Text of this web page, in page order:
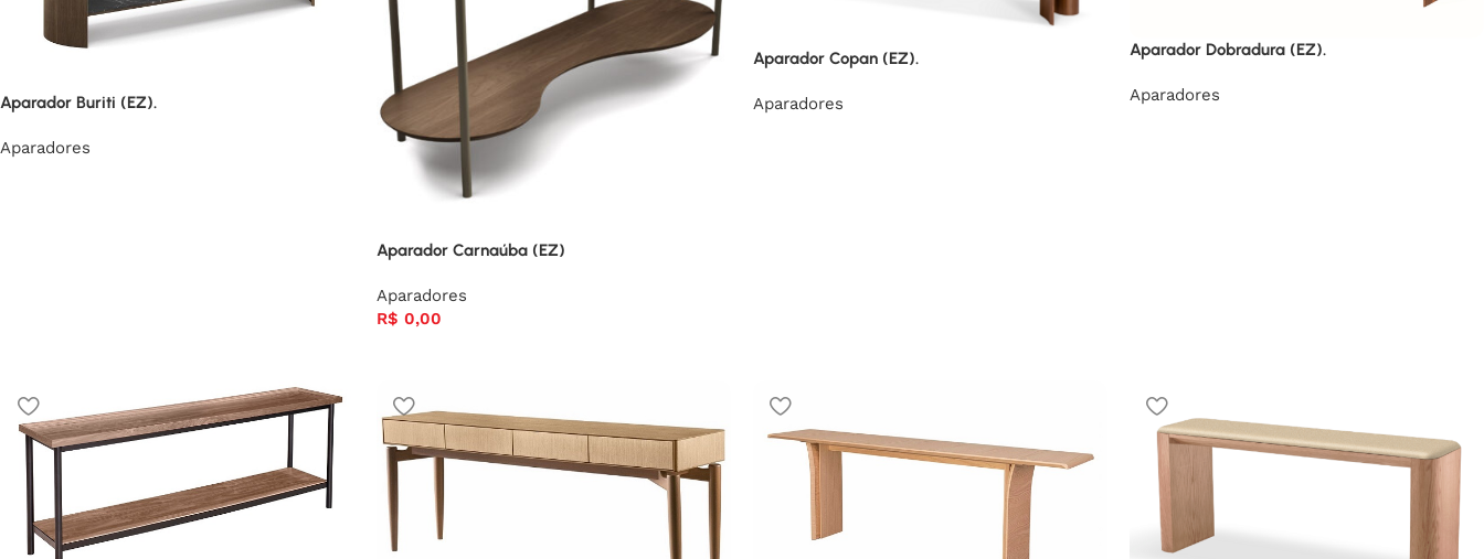
Aparador Buriti (EZ).
Aparadores
Aparador Carnaúba (EZ)
Aparadores
R$ 0,00
Aparador Copan (EZ).
Aparadores
Aparador Dobradura (EZ).
Aparadores